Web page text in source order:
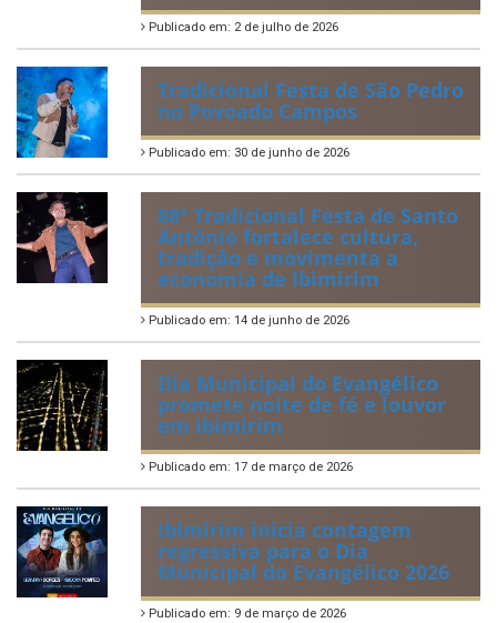
Publicado em: 2 de julho de 2026
Tradicional Festa de São Pedro
no Povoado Campos
Publicado em: 30 de junho de 2026
88ª Tradicional Festa de Santo
Antônio fortalece cultura,
tradição e movimenta a
economia de Ibimirim
Publicado em: 14 de junho de 2026
Dia Municipal do Evangélico
promete noite de fé e louvor
em Ibimirim
Publicado em: 17 de março de 2026
Ibimirim inicia contagem
regressiva para o Dia
Municipal do Evangélico 2026
Publicado em: 9 de março de 2026